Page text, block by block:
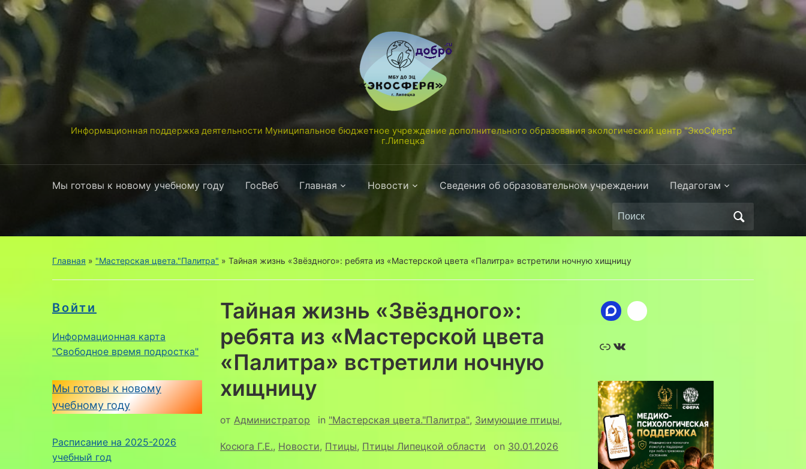
Информационная поддержка деятельности Муниципальное бюджетное учреждение дополнительного образования экологический центр "ЭкоСфера"
г.Липецка
Мы готовы к новому учебному году ГосВеб Главная Новости Сведения об образовательном учреждении Педагогам
Поиск
по:
Главная » "Мастерская цвета."Палитра" » Тайная жизнь «Звёздного»: ребята из «Мастерской цвета «Палитра» встретили ночную хищницу
Войти
Информационная карта
"Свободное время подростка"
Мы готовы к новому
учебному году
Расписание на 2025-2026
учебный год
Тайная жизнь «Звёздного»:
ребята из «Мастерской цвета
«Палитра» встретили ночную
хищницу
от Администратор in "Мастерская цвета."Палитра", Зимующие птицы,
Косюга Г.Е., Новости, Птицы, Птицы Липецкой области on 30.01.2026
Ссылка